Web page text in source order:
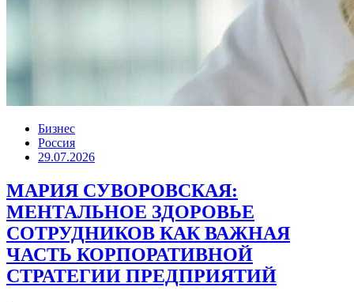
Бизнес
Россия
29.07.2026
МАРИЯ СУВОРОВСКАЯ:
МЕНТАЛЬНОЕ ЗДОРОВЬЕ
СОТРУДНИКОВ КАК ВАЖНАЯ
ЧАСТЬ КОРПОРАТИВНОЙ
СТРАТЕГИИ ПРЕДПРИЯТИЙ